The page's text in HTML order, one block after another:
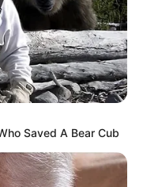
Saved A Bear Cub